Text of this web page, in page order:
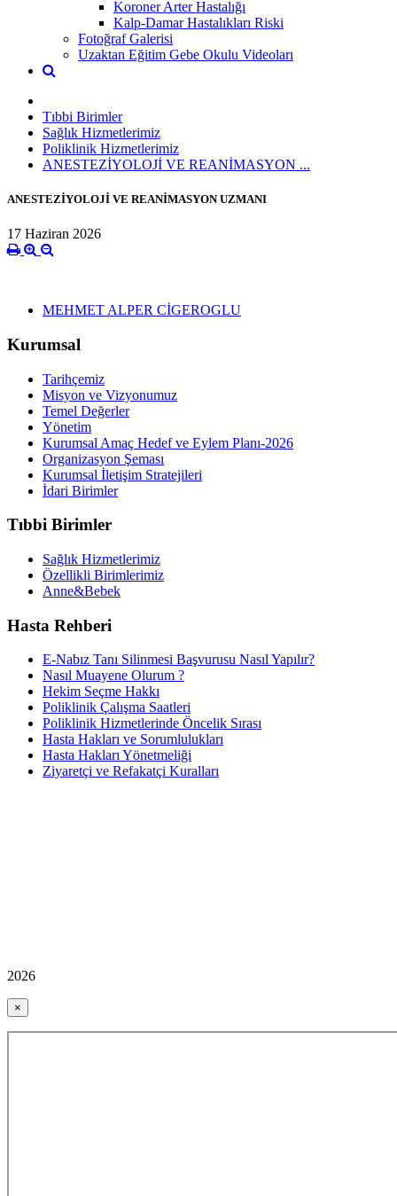
Koroner Arter Hastalığı
Kalp-Damar Hastalıkları Riski
Fotoğraf Galerisi
Uzaktan Eğitim Gebe Okulu Videoları
Tıbbi Birimler
Sağlık Hizmetlerimiz
Poliklinik Hizmetlerimiz
ANESTEZİYOLOJİ VE REANİMASYON ...
ANESTEZİYOLOJİ VE REANİMASYON UZMANI
17 Haziran 2026
MEHMET ALPER CİGEROGLU
Kurumsal
Tarihçemiz
Misyon ve Vizyonumuz
Temel Değerler
Yönetim
Kurumsal Amaç Hedef ve Eylem Planı-2026
Organizasyon Şeması
Kurumsal İletişim Stratejileri
İdari Birimler
Tıbbi Birimler
Sağlık Hizmetlerimiz
Özellikli Birimlerimiz
Anne&Bebek
Hasta Rehberi
E-Nabız Tanı Silinmesi Başvurusu Nasıl Yapılır?
Nasıl Muayene Olurum ?
Hekim Seçme Hakkı
Poliklinik Çalışma Saatleri
Poliklinik Hizmetlerinde Öncelik Sırası
Hasta Hakları ve Sorumlulukları
Hasta Hakları Yönetmeliği
Ziyaretçi ve Refakatçi Kuralları
2026
×